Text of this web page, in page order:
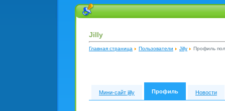
Jilly
Главная страница Пользователи Jilly Профиль
Мини-сайт jilly Профиль Новости